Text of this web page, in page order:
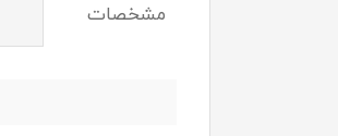
مشخصات